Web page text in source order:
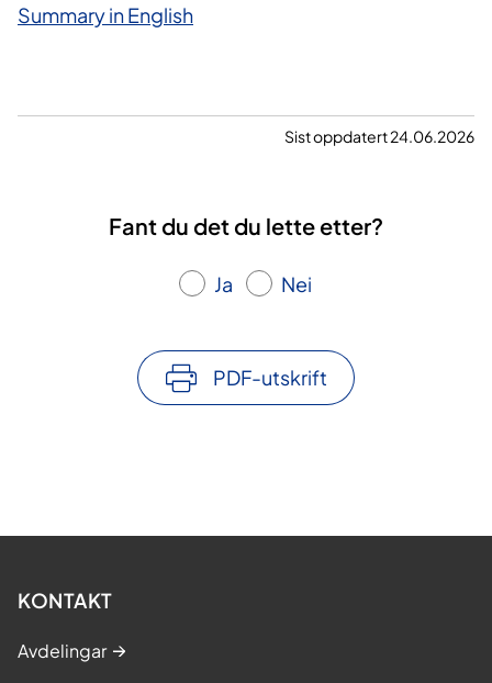
Summary in English
Sist oppdatert 24.06.2026
Fant du det du lette etter?
Ja Nei
PDF-utskrift
KONTAKT
Avdelingar